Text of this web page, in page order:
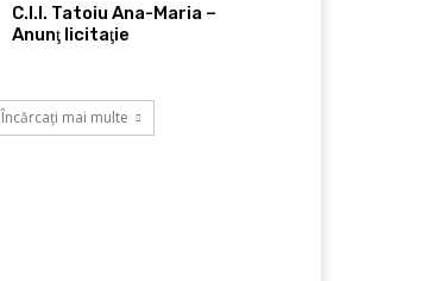
C.I.I. Tatoiu Ana-Maria –
Anunţ licitaţie
Încărcați mai multe